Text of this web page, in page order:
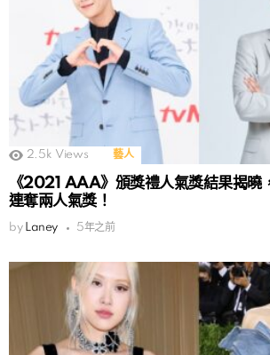
2.5k Views 藝人
《2021 AAA》頒獎禮人氣獎結果揭曉
連奪兩人氣獎！
by Laney 5年之前